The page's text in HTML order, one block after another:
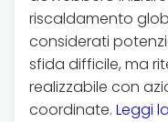
riscaldamento
considerati
sfida difficile, ma
realizzabile con
coordinate. Leggi